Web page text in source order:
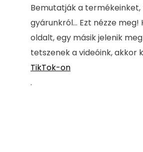
Bemutatják a
gyárunkról... Ezt nézze meg!
oldalt, egy másik jelenik
tetszenek a videóink, akkor
TikTok-on
.